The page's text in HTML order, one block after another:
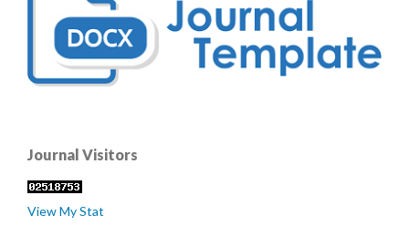
Journal Visitors
View My Stat